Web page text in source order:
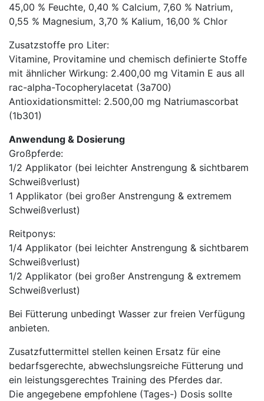
45,00 % Feuchte, 0,40 % Calcium, 7,60 % Natrium,
0,55 % Magnesium, 3,70 % Kalium, 16,00 % Chlor
Zusatzstoffe pro Liter:
Vitamine, Provitamine und chemisch definierte Stoffe
mit ähnlicher Wirkung: 2.400,00 mg Vitamin E aus all
rac-alpha-Tocopherylacetat (3a700)
Antioxidationsmittel: 2.500,00 mg Natriumascorbat
(1b301)
Anwendung & Dosierung
Großpferde:
1/2 Applikator (bei leichter Anstrengung & sichtbarem
Schweißverlust)
1 Applikator (bei großer Anstrengung & extremem
Schweißverlust)
Reitponys:
1/4 Applikator (bei leichter Anstrengung & sichtbarem
Schweißverlust)
1/2 Applikator (bei großer Anstrengung & extremem
Schweißverlust)
Bei Fütterung unbedingt Wasser zur freien Verfügung
anbieten.
Zusatzfuttermittel stellen keinen Ersatz für eine
bedarfsgerechte, abwechslungsreiche Fütterung und
ein leistungsgerechtes Training des Pferdes dar.
Die angegebene empfohlene (Tages-) Dosis sollte